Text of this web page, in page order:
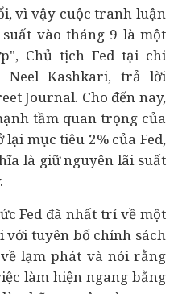
vì vậy cuộc tranh luận
vào tháng 9 là một
Chủ tịch Fed tại chi
Neel Kashkari, trả lời
Journal. Cho đến nay,
tầm quan trọng của
mục tiêu 2% của Fed,
là giữ nguyên lãi suất
Fed đã nhất trí về một
với tuyên bố chính sách
lạm phát và nói rằng
làm hiện ngang bằng